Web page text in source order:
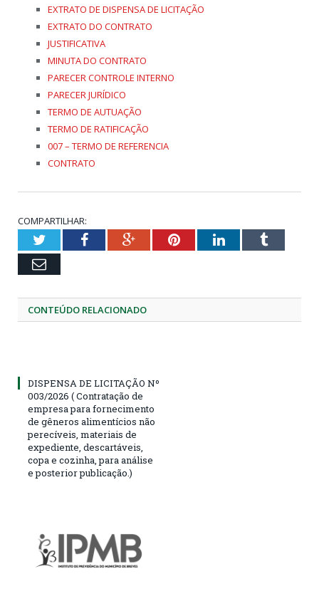
EXTRATO DE DISPENSA DE LICITAÇÃO
EXTRATO DO CONTRATO
JUSTIFICATIVA
MINUTA DO CONTRATO
PARECER CONTROLE INTERNO
PARECER JURÍDICO
TERMO DE AUTUAÇÃO
TERMO DE RATIFICAÇÃO
007 – TERMO DE REFERENCIA
CONTRATO
COMPARTILHAR:
TwitterFacebookGoogle+PinterestLinkedInTumblr
Email
CONTEÚDO RELACIONADO
DISPENSA DE LICITAÇÃO Nº
003/2026 ( Contratação de
empresa para fornecimento
de gêneros alimentícios não
perecíveis, materiais de
expediente, descartáveis,
copa e cozinha, para análise
e posterior publicação.)